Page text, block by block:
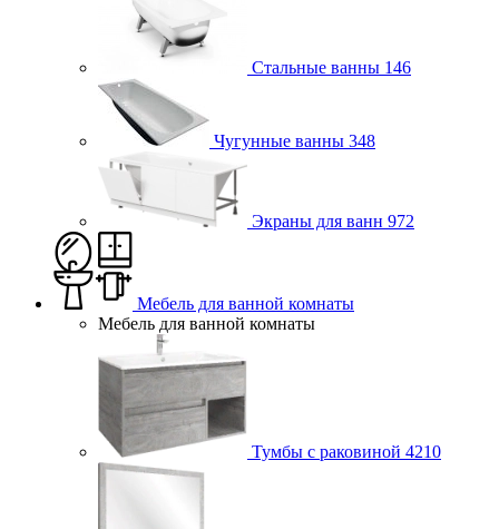
Стальные ванны 146
Чугунные ванны 348
Экраны для ванн 972
Мебель для ванной комнаты
Мебель для ванной комнаты
Тумбы с раковиной 4210